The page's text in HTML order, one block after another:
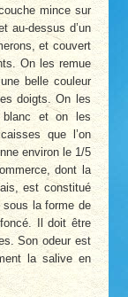
mince sur
au-dessus d’un
et couvert
On les remue
belle couleur
doigts. On les
blanc et on les
que l’on
environ le 1/5
dont la
est constitué
la forme de
Il doit être
Son odeur est
la salive en